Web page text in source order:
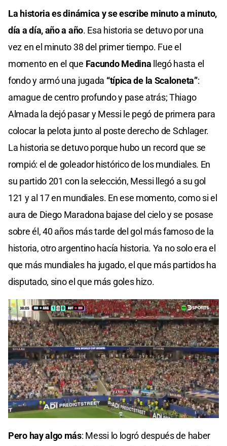
La historia es dinámica y se escribe minuto a minuto,
día a día, año a año. Esa historia se detuvo por una
vez en el minuto 38 del primer tiempo. Fue el
momento en el que Facundo Medina llegó hasta el
fondo y armó una jugada “típica de la Scaloneta”:
amague de centro profundo y pase atrás; Thiago
Almada la dejó pasar y Messi le pegó de primera para
colocar la pelota junto al poste derecho de Schlager.
La historia se detuvo porque hubo un record que se
rompió: el de goleador histórico de los mundiales. En
su partido 201 con la selección, Messi llegó a su gol
121 y al 17 en mundiales. En ese momento, como si el
aura de Diego Maradona bajase del cielo y se posase
sobre él, 40 años más tarde del gol más famoso de la
historia, otro argentino hacía historia. Ya no solo era el
que más mundiales ha jugado, el que más partidos ha
disputado, sino el que más goles hizo.
Pero hay algo más: Messi lo logró después de haber